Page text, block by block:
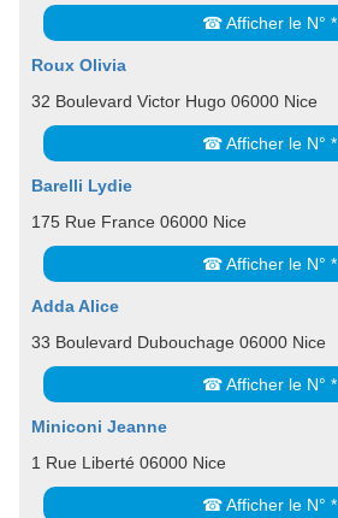
☎ Afficher le N° *
Roux Olivia
32 Boulevard Victor Hugo 06000 Nice
☎ Afficher le N° *
Barelli Lydie
175 Rue France 06000 Nice
☎ Afficher le N° *
Adda Alice
33 Boulevard Dubouchage 06000 Nice
☎ Afficher le N° *
Miniconi Jeanne
1 Rue Liberté 06000 Nice
☎ Afficher le N° *